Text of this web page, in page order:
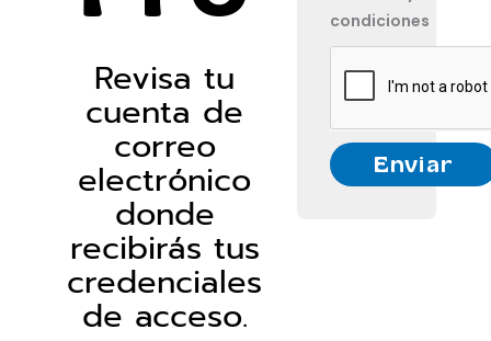
Revisa tu
cuenta de
correo
electrónico
donde
recibirás tus
credenciales
de acceso.
condiciones
Enviar